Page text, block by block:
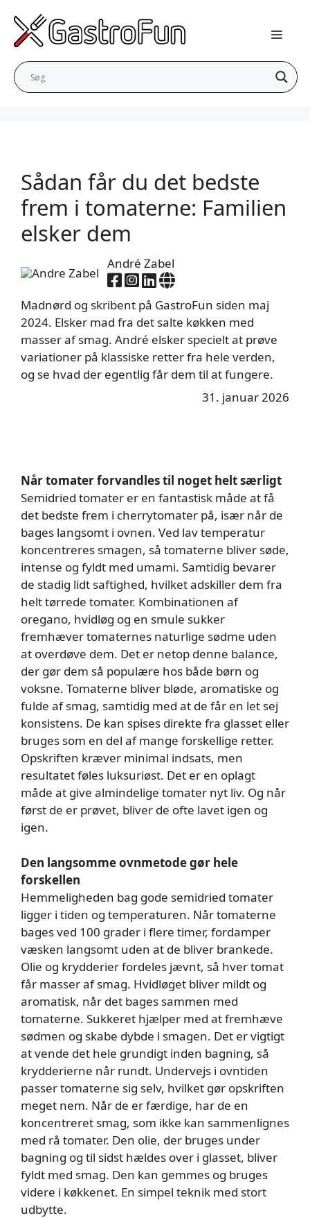
indhold
Sådan får du det bedste
frem i tomaterne: Familien
elsker dem
André Zabel
Madnørd og skribent på GastroFun siden maj
2024. Elsker mad fra det salte køkken med
masser af smag. André elsker specielt at prøve
variationer på klassiske retter fra hele verden,
og se hvad der egentlig får dem til at fungere.
31. januar 2026
Når tomater forvandles til noget helt særligt
Semidried tomater er en fantastisk måde at få
det bedste frem i cherrytomater på, især når de
bages langsomt i ovnen. Ved lav temperatur
koncentreres smagen, så tomaterne bliver søde,
intense og fyldt med umami. Samtidig bevarer
de stadig lidt saftighed, hvilket adskiller dem fra
helt tørrede tomater. Kombinationen af
oregano, hvidløg og en smule sukker
fremhæver tomaternes naturlige sødme uden
at overdøve dem. Det er netop denne balance,
der gør dem så populære hos både børn og
voksne. Tomaterne bliver bløde, aromatiske og
fulde af smag, samtidig med at de får en let sej
konsistens. De kan spises direkte fra glasset eller
bruges som en del af mange forskellige retter.
Opskriften kræver minimal indsats, men
resultatet føles luksuriøst. Det er en oplagt
måde at give almindelige tomater nyt liv. Og når
først de er prøvet, bliver de ofte lavet igen og
igen.
Den langsomme ovnmetode gør hele
forskellen
Hemmeligheden bag gode semidried tomater
ligger i tiden og temperaturen. Når tomaterne
bages ved 100 grader i flere timer, fordamper
væsken langsomt uden at de bliver brankede.
Olie og krydderier fordeles jævnt, så hver tomat
får masser af smag. Hvidløget bliver mildt og
aromatisk, når det bages sammen med
tomaterne. Sukkeret hjælper med at fremhæve
sødmen og skabe dybde i smagen. Det er vigtigt
at vende det hele grundigt inden bagning, så
krydderierne når rundt. Undervejs i ovntiden
passer tomaterne sig selv, hvilket gør opskriften
meget nem. Når de er færdige, har de en
koncentreret smag, som ikke kan sammenlignes
med rå tomater. Den olie, der bruges under
bagning og til sidst hældes over i glasset, bliver
fyldt med smag. Den kan gemmes og bruges
videre i køkkenet. En simpel teknik med stort
udbytte.